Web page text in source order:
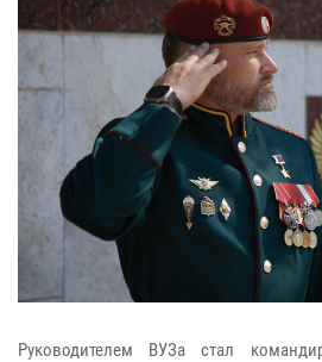
Руководителем ВУЗа стал